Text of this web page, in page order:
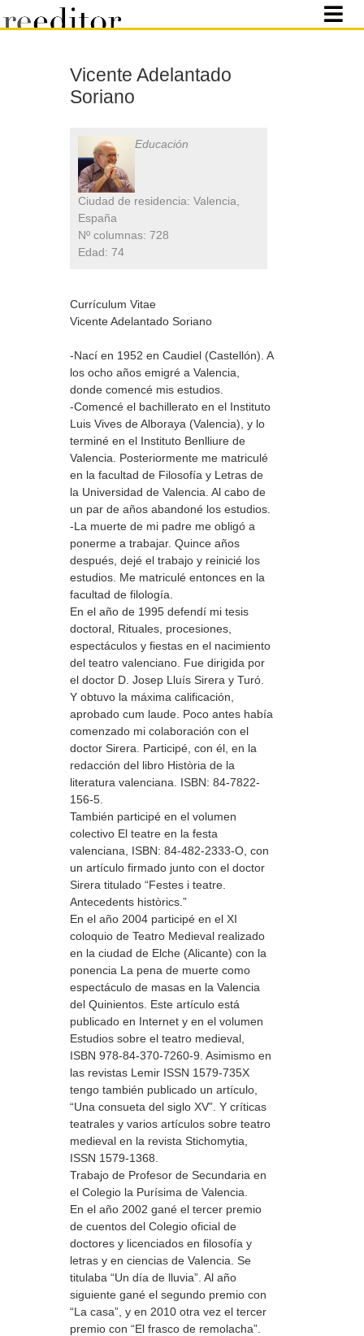
Vicente Adelantado
Soriano
Educación
Ciudad de residencia: Valencia,
España
Nº columnas: 728
Edad: 74
Currículum Vitae
Vicente Adelantado Soriano
-Nací en 1952 en Caudiel (Castellón). A
los ocho años emigré a Valencia,
donde comencé mis estudios.
-Comencé el bachillerato en el Instituto
Luis Vives de Alboraya (Valencia), y lo
terminé en el Instituto Benlliure de
Valencia. Posteriormente me matriculé
en la facultad de Filosofía y Letras de
la Universidad de Valencia. Al cabo de
un par de años abandoné los estudios.
-La muerte de mi padre me obligó a
ponerme a trabajar. Quince años
después, dejé el trabajo y reinicié los
estudios. Me matriculé entonces en la
facultad de filología.
En el año de 1995 defendí mi tesis
doctoral, Rituales, procesiones,
espectáculos y fiestas en el nacimiento
del teatro valenciano. Fue dirigida por
el doctor D. Josep Lluís Sirera y Turó.
Y obtuvo la máxima calificación,
aprobado cum laude. Poco antes había
comenzado mi colaboración con el
doctor Sirera. Participé, con él, en la
redacción del libro Història de la
literatura valenciana. ISBN: 84-7822-
156-5.
También participé en el volumen
colectivo El teatre en la festa
valenciana, ISBN: 84-482-2333-O, con
un artículo firmado junto con el doctor
Sirera titulado “Festes i teatre.
Antecedents històrics.”
En el año 2004 participé en el XI
coloquio de Teatro Medieval realizado
en la ciudad de Elche (Alicante) con la
ponencia La pena de muerte como
espectáculo de masas en la Valencia
del Quinientos. Este artículo está
publicado en Internet y en el volumen
Estudios sobre el teatro medieval,
ISBN 978-84-370-7260-9. Asimismo en
las revistas Lemir ISSN 1579-735X
tengo también publicado un artículo,
“Una consueta del siglo XV”. Y críticas
teatrales y varios artículos sobre teatro
medieval en la revista Stichomytia,
ISSN 1579-1368.
Trabajo de Profesor de Secundaria en
el Colegio la Purísima de Valencia.
En el año 2002 gané el tercer premio
de cuentos del Colegio oficial de
doctores y licenciados en filosofía y
letras y en ciencias de Valencia. Se
titulaba “Un día de lluvia”. Al año
siguiente gané el segundo premio con
“La casa”, y en 2010 otra vez el tercer
premio con “El frasco de remolacha”.